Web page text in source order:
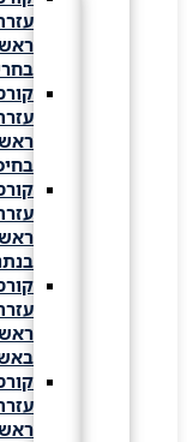
עזרה
ראשונה
בחריש
קורס
עזרה
ראשונה
בחיפה
קורס
עזרה
ראשונה
בנתניה
קורס
עזרה
ראשונה
באשקלון
קורס
עזרה
ראשונה